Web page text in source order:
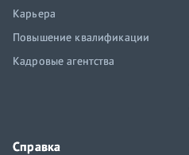
Карьера
Повышение квалификации
Кадровые агентства
Справка